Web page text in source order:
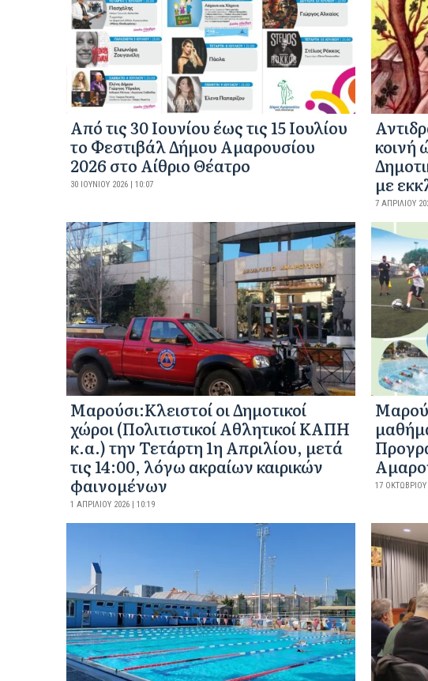
Από τις 30 Ιουνίου έως τις 15 Ιουλίου
το Φεστιβάλ Δήμου Αμαρουσίου
2026 στο Αίθριο Θέατρο
30 ΙΟΥΝΊΟΥ 2026 | 10:07
κοινή
με
7 ΑΠΡΙΛΊΟΥ
Mαρούσι:Κλειστοί οι Δημοτικοί
χώροι (Πολιτιστικοί Αθλητικοί ΚΑΠΗ
κ.α.) την Τετάρτη 1η Απριλίου, μετά
τις 14:00, λόγω ακραίων καιρικών
φαινομένων
1 ΑΠΡΙΛΊΟΥ 2026 | 10:19
17 ΟΚΤΩΒΡΊΟΥ